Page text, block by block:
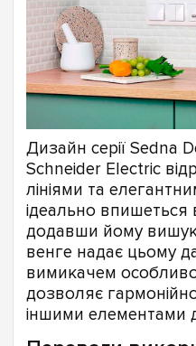
Дизайн серії Sedna
Schneider Electric
лініями та
ідеально впишеться
додавши йому
венге надає цьому
вимикачем
дозволяє
іншими елементами